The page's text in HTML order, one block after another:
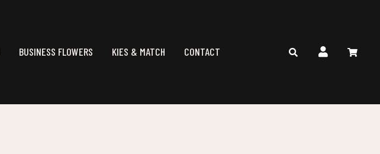
BUSINESS FLOWERS KIES & MATCH CONTACT